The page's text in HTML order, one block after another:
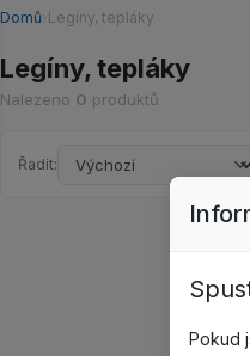
Domů Legíny, tepláky
Legíny, tepláky
Nalezeno 0 produktů
Řadit:
Pokud